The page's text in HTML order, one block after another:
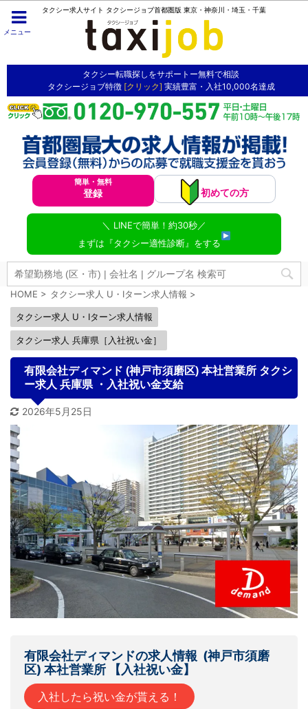
メニュー
タクシー求人サイト タクシージョブ首都圏版 東京・神奈川・埼玉・千葉
タクシー転職探しをサポートー無料で相談
タクシージョブ特徴 [クリック] 実績豊富・入社10,000名達成
簡単・無料
登録 初めての方
＼ LINEで簡単！約30秒／
まずは『タクシー適性診断』をする
HOME > タクシー求人 U・Iターン求人情報 >
タクシー求人 U・Iターン求人情報
タクシー求人 兵庫県［入社祝い金］
有限会社ディマンド (神戸市須磨区) 本社営業所 タクシ
ー求人 兵庫県 ・入社祝い金支給
2026年5月25日
有限会社ディマンドの求人情報 (神戸市須磨
区) 本社営業所 【入社祝い金】
入社したら祝い金が貰える！